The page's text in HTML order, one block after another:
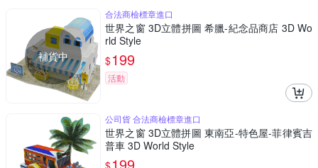
補貨中
合法商檢標章進口
世界之窗 3D立體拼圖 希臘-紀念品商店 3D Wo
rld Style
$199
活動
公司貨 合法商檢標章進口
世界之窗 3D立體拼圖 東南亞-特色屋-菲律賓吉
普車 3D World Style